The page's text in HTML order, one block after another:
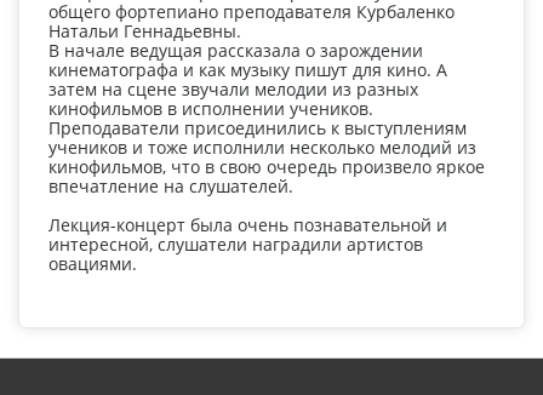
общего фортепиано преподавателя Курбаленко
Натальи Геннадьевны.
В начале ведущая рассказала о зарождении
кинематографа и как музыку пишут для кино. А
затем на сцене звучали мелодии из разных
кинофильмов в исполнении учеников.
Преподаватели присоединились к выступлениям
учеников и тоже исполнили несколько мелодий из
кинофильмов, что в свою очередь произвело яркое
впечатление на слушателей.
Лекция-концерт была очень познавательной и
интересной, слушатели наградили артистов
овациями.